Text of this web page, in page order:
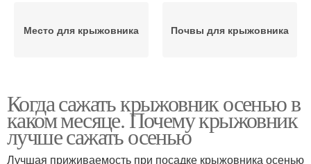
Место для крыжовника Почвы для крыжовника
Когда сажать крыжовник осенью в
каком месяце. Почему крыжовник
лучше сажать осенью
Лучшая приживаемость при посадке крыжовника осенью